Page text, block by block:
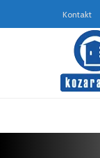
Kontakt